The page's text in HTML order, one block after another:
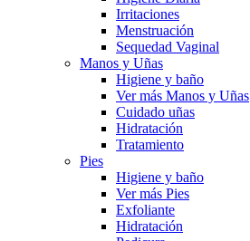
Irritaciones
Menstruación
Sequedad Vaginal
Manos y Uñas
Higiene y baño
Ver más Manos y Uñas
Cuidado uñas
Hidratación
Tratamiento
Pies
Higiene y baño
Ver más Pies
Exfoliante
Hidratación